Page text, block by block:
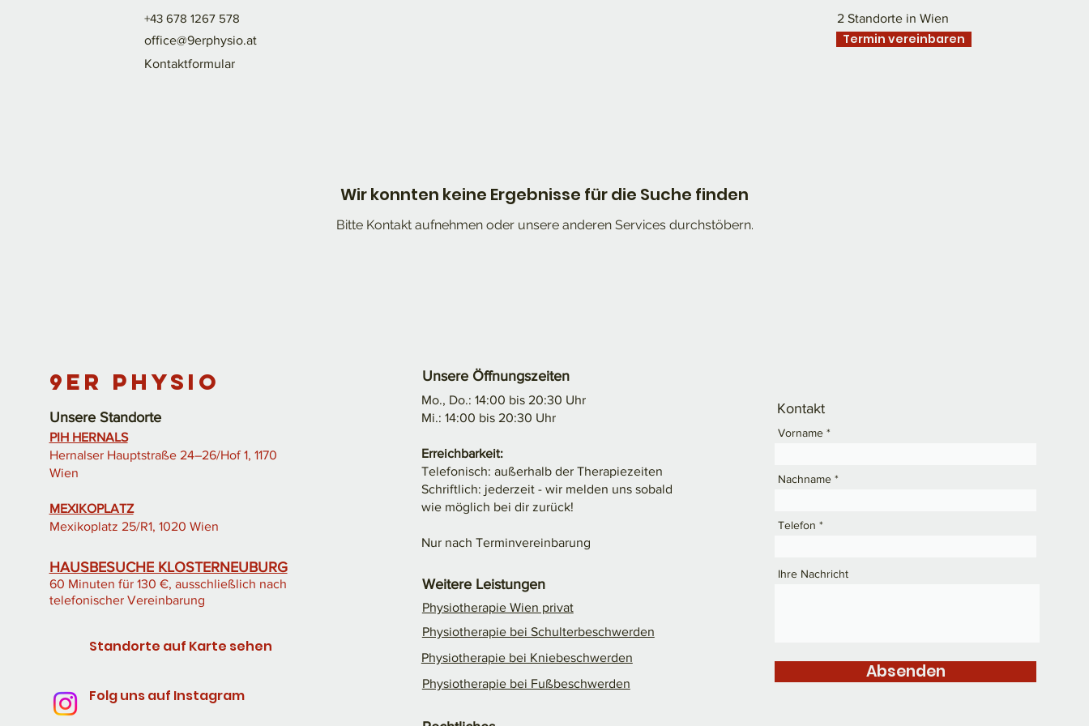
+43 678 1267 578
office@9erphysio.at
Kontaktformular
2 Standorte in Wien
Termin vereinbaren
Wir konnten keine Ergebnisse für die Suche finden
Bitte Kontakt aufnehmen oder unsere anderen Services durchstöbern.
9er Physio
Unsere Standorte
PIH HERNALS
Hernalser Hauptstraße 24–26/Hof 1, 1170
Wien
MEXIKOPLATZ
Mexikoplatz 25/R1, 1020 Wien
HAUSBESUCHE KLOSTERNEUBURG
60 Minuten für 130 €, ausschließlich nach
telefonischer Vereinbarung
Standorte auf Karte sehen
Folg uns auf Instagram
Unsere Öffnungszeiten
Mo., Do.: 14:00 bis 20:30 Uhr
Mi.: 14:00 bis 20:30 Uhr
Erreichbarkeit:
Telefonisch: außerhalb der Therapiezeiten
Schriftlich: jederzeit - wir melden uns sobald
wie möglich bei dir zurück!
Nur nach Terminvereinbarung
Weitere Leistungen
Physiotherapie Wien privat
Physiotherapie bei Schulterbeschwerden
Physiotherapie bei Kniebeschwerden​
Physiotherapie bei Fußbeschwerden​
Kontakt
Vorname
Nachname
Telefon
Ihre Nachricht
Absenden